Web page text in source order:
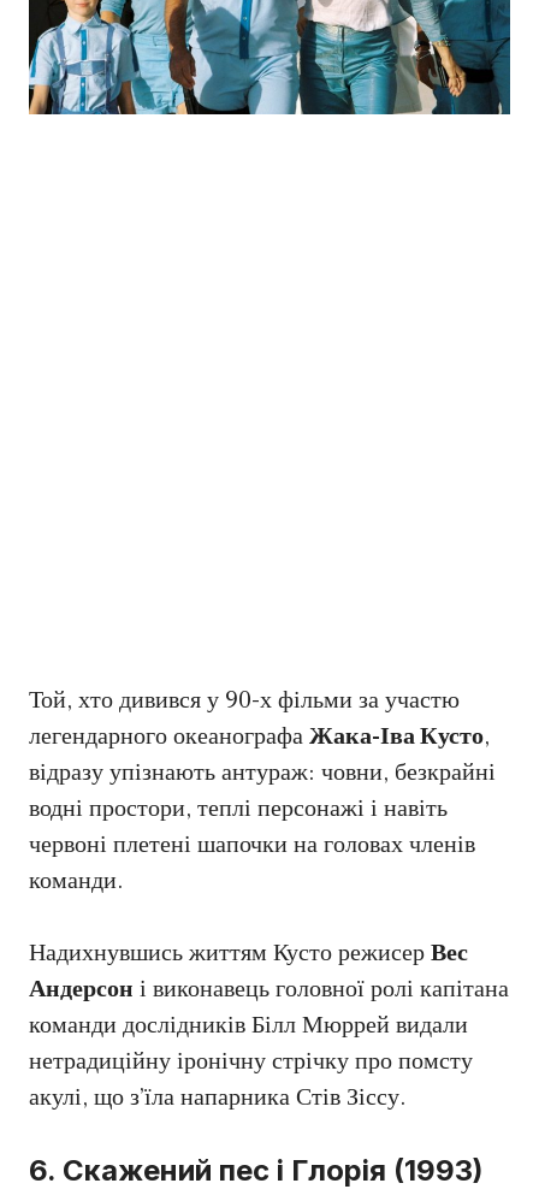
Той, хто дивився у 90-х фільми за участю
легендарного океанографаЖака-Іва Кусто,
відразу упізнають антураж: човни, безкрайні
водні простори, теплі персонажі і навіть
червоні плетені шапочки на головах членів
команди.
Надихнувшись життям Кусто режисерВес
Андерсон і виконавець головної ролі капітана
команди дослідників Білл Мюррей видали
нетрадиційну іронічну стрічку про помсту
акулі, що з’їла напарника Стів Зіссу.
6. Скажений пес і Глорія (1993)